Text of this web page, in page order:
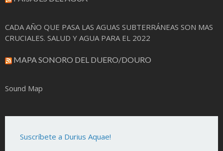
CADA AÑO QUE PASA LAS AGUAS SUBTERRÁNEAS SON MAS
CRUCIALES. SALUD Y AGUA PARA EL 2022
MAPA SONORO DEL DUERO/DOURO
Sound Map
Suscríbete a Durius Aquae!